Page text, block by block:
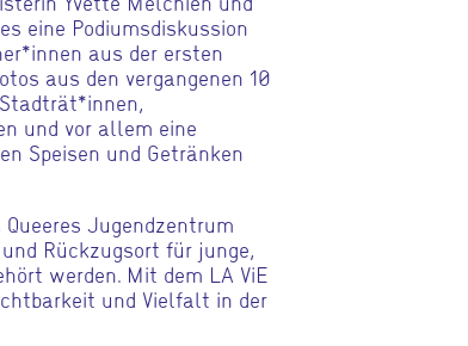
eine Podiumsdiskussion
aus der ersten
aus den vergangenen 10
und vor allem eine
Speisen und Getränken
Jugendzentrum
Rückzugsort für junge,
werden. Mit dem LA ViE
und Vielfalt in der